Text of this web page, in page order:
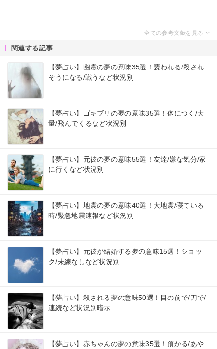
関連する記事
【夢占い】幽霊の夢の意味35選！襲われる/殺され
そうになる/戦うなど状況別
【夢占い】ゴキブリの夢の意味35選！体につく/大
量/飛んでくるなど状況別
【夢占い】元彼の夢の意味55選！友達/嫌な気分/家
に行くなど状況別
【夢占い】地震の夢の意味40選！大地震/寝ている
時/緊急地震速報など状況別
【夢占い】元彼が結婚する夢の意味15選！ショッ
ク/未練なしなど状況別
【夢占い】殺される夢の意味50選！目の前で/刀で/
連続など状況別暗示
【夢占い】赤ちゃんの夢の意味35選！預かる/あや